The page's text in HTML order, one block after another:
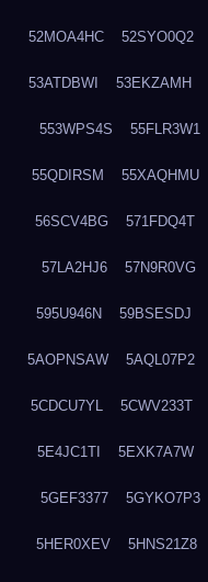
52MOA4HC 52SYO0Q2
53ATDBWI 53EKZAMH
553WPS4S 55FLR3W1
55QDIRSM 55XAQHMU
56SCV4BG 571FDQ4T
57LA2HJ6 57N9R0VG
595U946N 59BSESDJ
5AOPNSAW 5AQL07P2
5CDCU7YL 5CWV233T
5E4JC1TI 5EXK7A7W
5GEF3377 5GYKO7P3
5HER0XEV 5HNS21Z8